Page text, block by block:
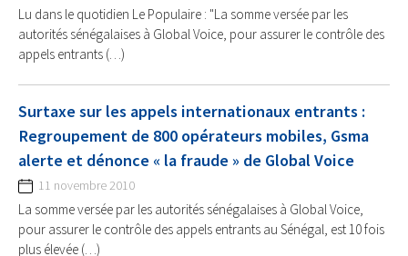
Lu dans le quotidien Le Populaire : "La somme versée par les
autorités sénégalaises à Global Voice, pour assurer le contrôle des
appels entrants (…)
Surtaxe sur les appels internationaux entrants :
Regroupement de 800 opérateurs mobiles, Gsma
alerte et dénonce « la fraude » de Global Voice
11 novembre 2010
La somme versée par les autorités sénégalaises à Global Voice,
pour assurer le contrôle des appels entrants au Sénégal, est 10 fois
plus élevée (…)